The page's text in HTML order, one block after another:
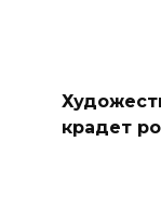
крадет